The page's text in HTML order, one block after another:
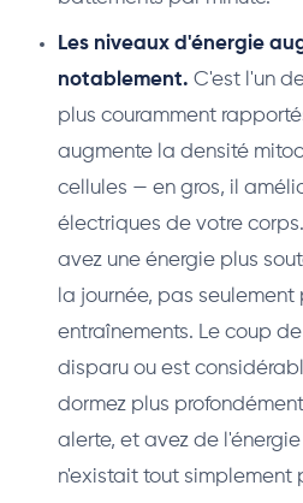
Les niveaux d'énergie
notablement. C'est l'un
plus couramment
augmente la densité
cellules — en gros, il
électriques de votre
avez une énergie plus
la journée, pas
entraînements. Le coup
disparu ou est
dormez plus
alerte, et avez de
n'existait tout simplement